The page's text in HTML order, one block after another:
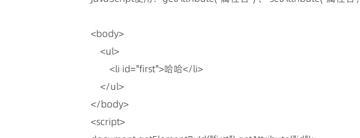
<body>
<ul>
<li id="first">哈哈</li>
</ul>
</body>
<script>